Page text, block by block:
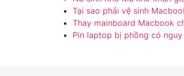
Tại sao phải vệ sinh
Thay mainboard Macbook
Pin laptop bị phồng có